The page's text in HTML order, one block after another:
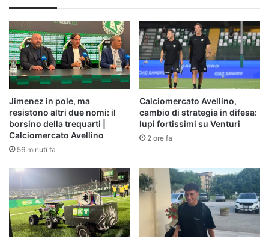
Jimenez in pole, ma
resistono altri due nomi: il
borsino della trequarti |
Calciomercato Avellino
56 minuti fa
Calciomercato Avellino,
cambio di strategia in difesa:
lupi fortissimi su Venturi
2 ore fa